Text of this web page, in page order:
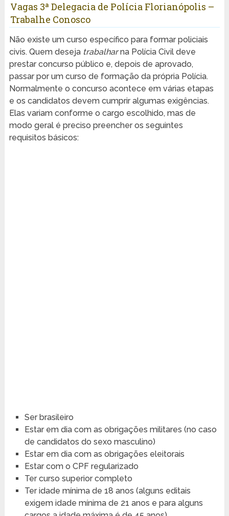
Vagas 3ª Delegacia de Polícia Florianópolis –
Trabalhe Conosco
Não existe um curso específico para formar policiais
civis. Quem deseja trabalharna Polícia Civil deve
prestar concurso público e, depois de aprovado,
passar por um curso de formação da própria Polícia.
Normalmente o concurso acontece em várias etapas
e os candidatos devem cumprir algumas exigências.
Elas variam conforme o cargo escolhido, mas de
modo geral é preciso preencher os seguintes
requisitos básicos:
Ser brasileiro
Estar em dia com as obrigações militares (no caso
de candidatos do sexo masculino)
Estar em dia com as obrigações eleitorais
Estar com o CPF regularizado
Ter curso superior completo
Ter idade mínima de 18 anos (alguns editais
exigem idade mínima de 21 anos e para alguns